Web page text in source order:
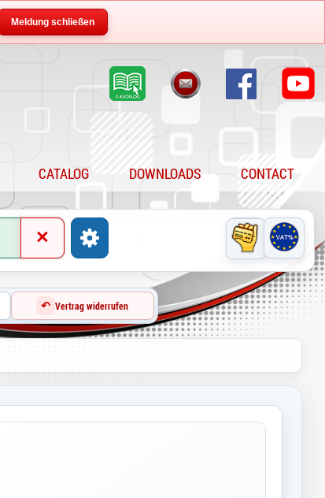
Meldung schließen
CATALOG DOWNLOADS CONTACT
×
↶ Vertrag widerrufen